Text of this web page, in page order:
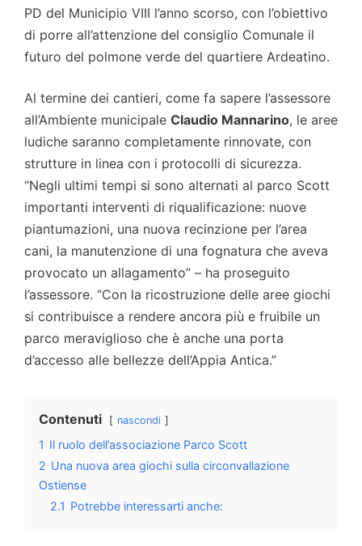
PD del Municipio VIII l’anno scorso, con l’obiettivo
di porre all’attenzione del consiglio Comunale il
futuro del polmone verde del quartiere Ardeatino.
Al termine dei cantieri, come fa sapere l’assessore
all’Ambiente municipale Claudio Mannarino, le aree
ludiche saranno completamente rinnovate, con
strutture in linea con i protocolli di sicurezza.
“Negli ultimi tempi si sono alternati al parco Scott
importanti interventi di riqualificazione: nuove
piantumazioni, una nuova recinzione per l’area
cani, la manutenzione di una fognatura che aveva
provocato un allagamento” – ha proseguito
l’assessore. “Con la ricostruzione delle aree giochi
si contribuisce a rendere ancora più e fruibile un
parco meraviglioso che è anche una porta
d’accesso alle bellezze dell’Appia Antica.”
Contenuti nascondi
1 Il ruolo dell’associazione Parco Scott
2 Una nuova area giochi sulla circonvallazione
Ostiense
2.1 Potrebbe interessarti anche: